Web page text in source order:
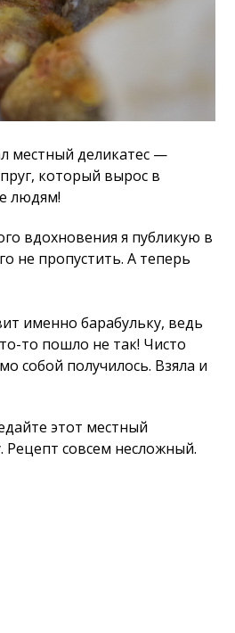
местный деликатес —
который вырос в
людям!
вдохновения я публикую в
не пропустить. А теперь
именно барабульку, ведь
то пошло не так! Чисто
собой получилось. Взяла и
этот местный
Рецепт совсем несложный.